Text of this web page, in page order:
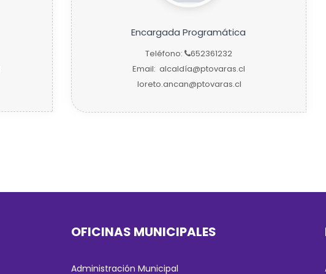
Encargada Programática
Teléfono:
652361232
Email: alcaldía@ptovaras.cl
loreto.ancan@ptovaras.cl
OFICINAS MUNICIPALES
Administración Municipal